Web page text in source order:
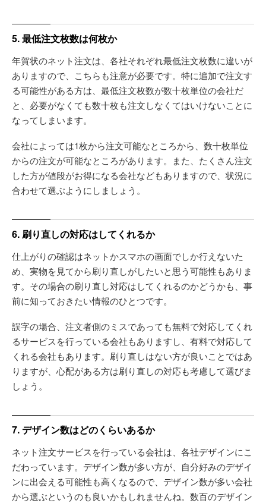
5. 最低注文枚数は何枚か
年賀状のネット注文は、各社それぞれ最低注文枚数に違いが
ありますので、こちらも注意が必要です。特に追加で注文す
る可能性がある方は、最低注文枚数が数十枚単位の会社だ
と、必要がなくても数十枚も注文しなくてはいけないことに
なってしまいます。
会社によっては1枚から注文可能なところから、数十枚単位
からの注文が可能なところがあります。また、たくさん注文
した方が値段がお得になる会社などもありますので、状況に
合わせて選ぶようにしましょう。
6. 刷り直しの対応はしてくれるか
仕上がりの確認はネットかスマホの画面でしか行えないた
め、実物を見てから刷り直しがしたいと思う可能性もありま
す。その場合の刷り直し対応はしてくれるのかどうかも、事
前に知っておきたい情報のひとつです。
誤字の場合、注文者側のミスであっても無料で対応してくれ
るサービスを行っている会社もありますし、有料で対応して
くれる会社もあります。刷り直しはない方が良いことではあ
りますが、心配がある方は刷り直しの対応も考慮して選びま
しょう。
7. デザイン数はどのくらいあるか
ネット注文サービスを行っている会社は、各社デザインにこ
だわっています。デザイン数が多い方が、自分好みのデザイ
ンに出会える可能性も高くなるので、デザイン数が多い会社
から選ぶというのも良いかもしれませんね。数百のデザイン